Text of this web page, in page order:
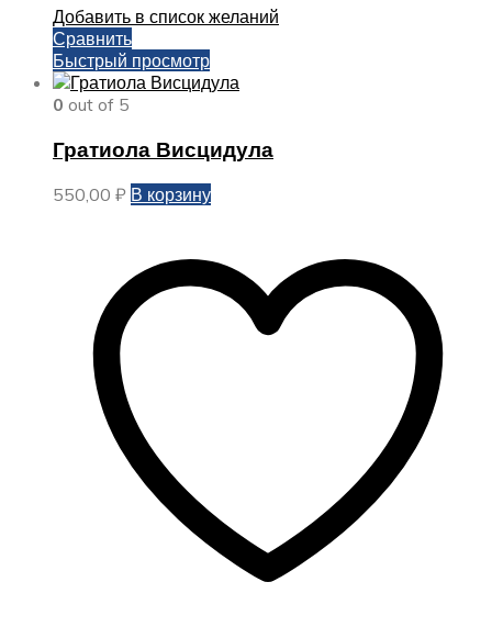
Добавить в список желаний
Сравнить
Быстрый просмотр
0 out of 5
Гратиола Висцидула
550,00 ₽ В корзину